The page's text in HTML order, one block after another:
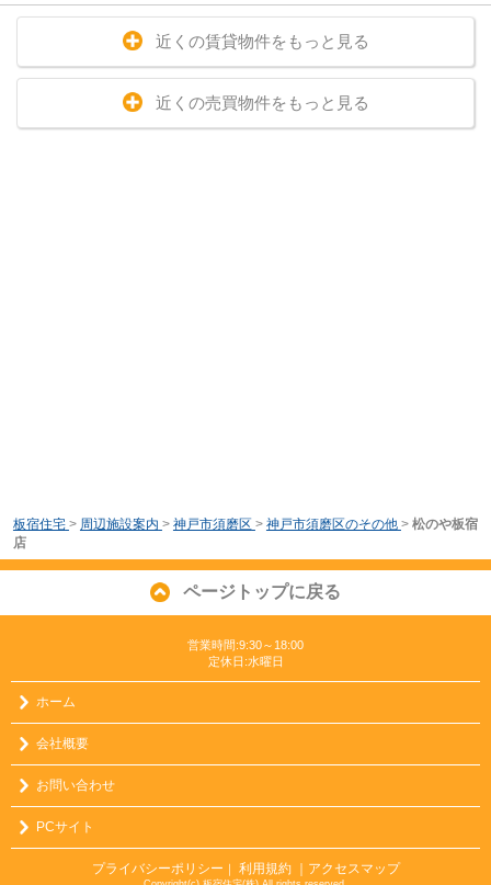
近くの賃貸物件をもっと見る
近くの売買物件をもっと見る
板宿住宅 > 周辺施設案内 > 神戸市須磨区 > 神戸市須磨区のその他 > 松のや板宿
店
ページトップに戻る
営業時間:9:30～18:00
定休日:水曜日
ホーム
会社概要
お問い合わせ
PCサイト
プライバシーポリシー ｜ 利用規約 ｜アクセスマップ